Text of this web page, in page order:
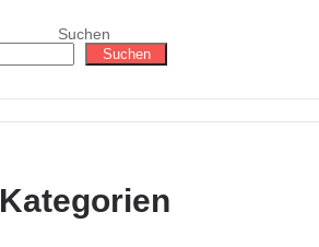
Suchen
Suchen
Kategorien